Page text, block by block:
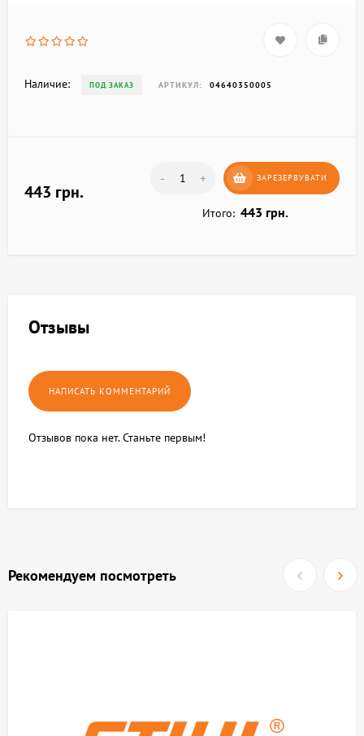
Наличие: ПОД ЗАКАЗ АРТИКУЛ: 04640350005
443 грн.
- + ЗАРЕЗЕРВУВАТИ
Итого: 443 грн.
Отзывы
Отзывов пока нет. Станьте первым!
Рекомендуем посмотреть